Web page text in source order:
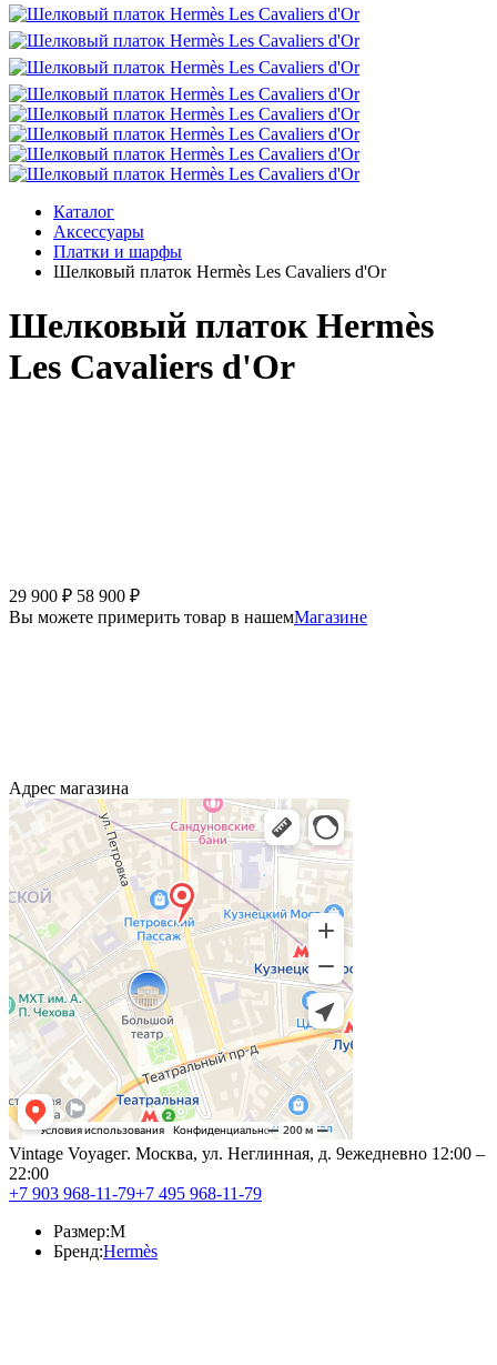
Каталог
Аксессуары
Платки и шарфы
Шелковый платок Hermès Les Cavaliers d'Or
Шелковый платок Hermès
Les Cavaliers d'Or
29 900 ₽ 58 900 ₽
Вы можете примерить товар в нашемМагазине
Адрес магазина
Vintage Voyageг. Москва, ул. Неглинная, д. 9ежедневно 12:00 –
22:00
+7 903 968-11-79+7 495 968-11-79
Бренд:Hermès
Размер:M